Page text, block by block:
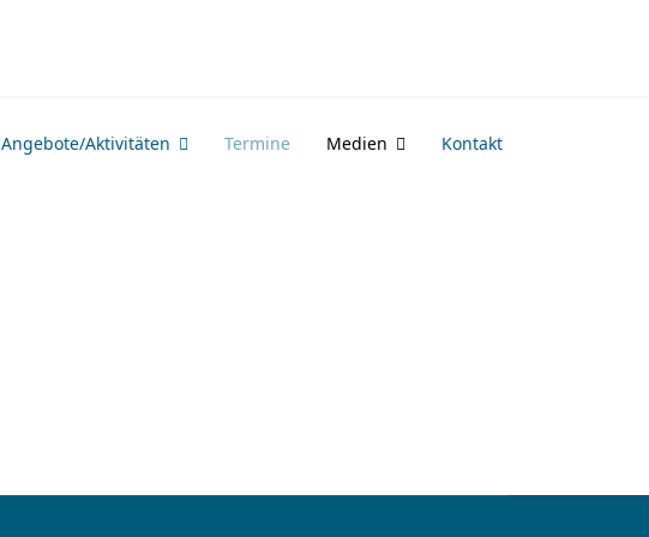
Angebote/Aktivitäten Termine Medien Kontakt